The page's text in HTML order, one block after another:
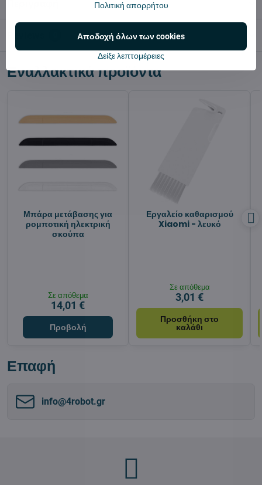
Εναλλακτικά προϊόντα
Μπάρα μετάβασης για
ρομποτική ηλεκτρική
σκούπα
Σε απόθεμα
14,01 €
Προβολή
Εργαλείο καθαρισμού
Xiaomi - λευκό
Σε απόθεμα
3,01 €
Προσθήκη στο
καλάθι
Επαφή
info​@4robot​.gr
Πολιτική απορρήτου
Δείξε λεπτομέρειες
Αποδοχή όλων των cookies